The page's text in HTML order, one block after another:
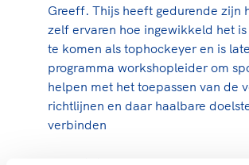
Greeff. Thijs heeft gedurende zijn
zelf ervaren hoe ingewikkeld het
te komen als tophockeyer en is
programma workshopleider om
helpen met het toepassen van de
richtlijnen en daar haalbare
verbinden